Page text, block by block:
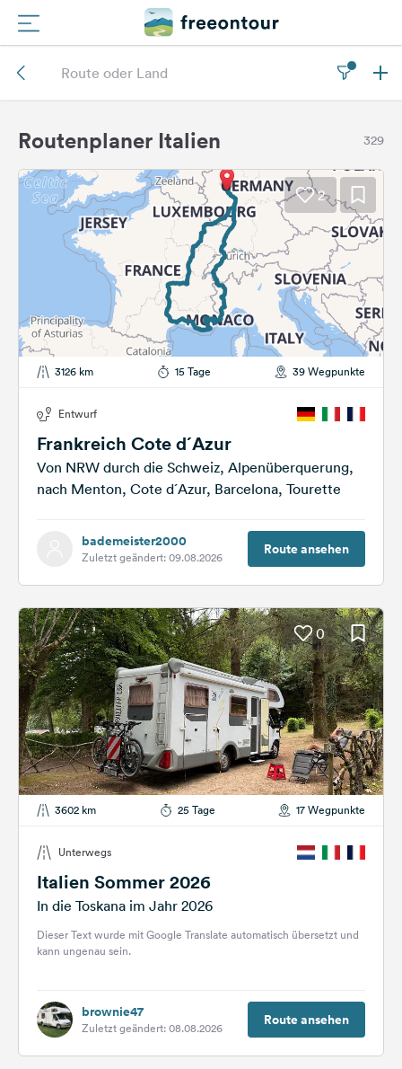
Routen
Plätze
Magazin
Partner
Registrieren
Einloggen
Newsletter
Feedback
Sprache:
Deutsch
Social
Facebook
Instagram
Routenplaner Italien 329
2
3126 km 15 Tage 39 Wegpunkte
Entwurf
Frankreich Cote d´Azur
Von NRW durch die Schweiz, Alpenüberquerung,
nach Menton, Cote d´Azur, Barcelona, Tourette
bademeister2000
Zuletzt geändert: 09.08.2026 Route ansehen
0
3602 km 25 Tage 17 Wegpunkte
Unterwegs
Italien Sommer 2026
In die Toskana im Jahr 2026
Dieser Text wurde mit Google Translate automatisch übersetzt und
kann ungenau sein.
brownie47
Zuletzt geändert: 08.08.2026 Route ansehen